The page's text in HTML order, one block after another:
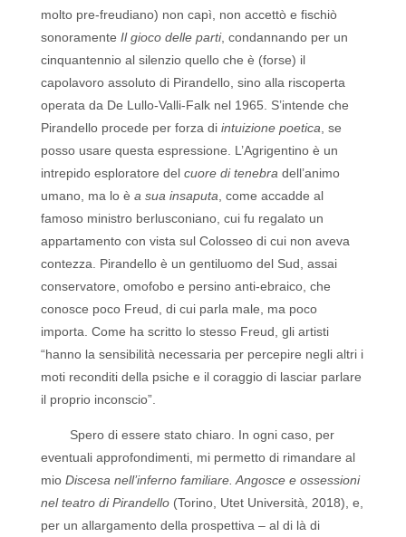
molto pre-freudiano) non capì, non accettò e fischiò
sonoramente Il gioco delle parti, condannando per un
cinquantennio al silenzio quello che è (forse) il
capolavoro assoluto di Pirandello, sino alla riscoperta
operata da De Lullo-Valli-Falk nel 1965. S’intende che
Pirandello procede per forza di intuizione poetica , se
posso usare questa espressione.
L’Agrigentino è un
intrepido esploratore del cuore di tenebra dell’animo
umano, ma lo è a sua insaputa , come accadde al
famoso ministro berlusconiano, cui fu regalato un
appartamento con vista sul Colosseo di cui non aveva
contezza. Pirandello è un gentiluomo del Sud, assai
conservatore, omofobo e persino anti-ebraico, che
conosce poco Freud, di cui parla male, ma poco
importa. Come ha scritto lo stesso Freud, gli artisti
“hanno la sensibilità necessaria per percepire negli altri i
moti reconditi della psiche e il coraggio di lasciar parlare
il proprio inconscio”.
Spero di essere stato chiaro. In ogni caso, per
eventuali approfondimenti, mi permetto di rimandare al
mio Discesa nell’inferno familiare. Angosce e ossessioni
nel teatro di Pirandello (Torino, Utet Università, 2018), e,
per un allargamento della prospettiva – al di là di